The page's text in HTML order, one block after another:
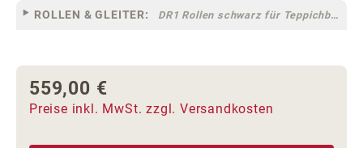
ROLLEN & GLEITER: DR1 Rollen schwarz für Teppichböden [10]
Regulärer Preis:
559,00 €
Preise inkl. MwSt. zzgl. Versandkosten